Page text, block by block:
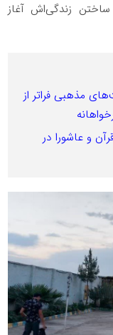
زندگی‌اش آغاز
مذهبی فراتر از
و عاشورا در